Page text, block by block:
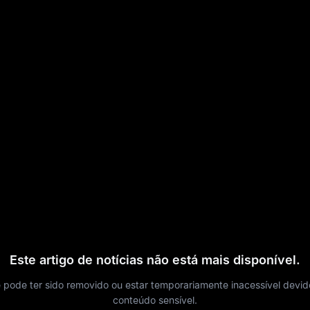
Este artigo de notícias não está mais disponível.
pode ter sido removido ou estar temporariamente inacessível
conteúdo sensível.